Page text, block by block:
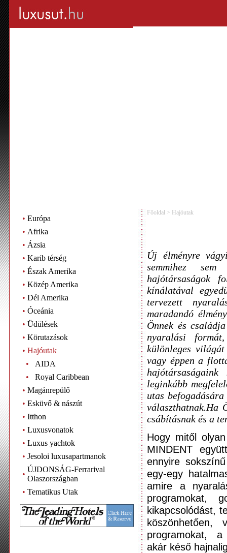
• Európa
• Afrika
• Ázsia
• Karib térség
• Észak Amerika
• Közép Amerika
• Dél Amerika
• Óceánia
• Üdülések
• Körutazások
• Hajóutak
•
AIDA
•
Royal Caribbean
• Magánrepülő
• Esküvő & nászút
• Itthon
• Luxusvonatok
• Luxus yachtok
• Jesoloi luxusapartmanok
•
ÚJDONSÁG-Ferrarival
Olaszországban
• Tematikus Utak
Főoldal > Hajóutak
Új élményre
semmihez
hajótársaságok
kínálatával
tervezett
maradandó
Önnek és
nyaralási
különleges
vagy éppen a
leginkább
utas
választhatnak.Ha
csábításnak és a
Hogy mitől
MINDENT
ennyire
egy-egy
amire a
programokat,
kikapcsolódást,
köszönhetően,
programokat,
akár késő